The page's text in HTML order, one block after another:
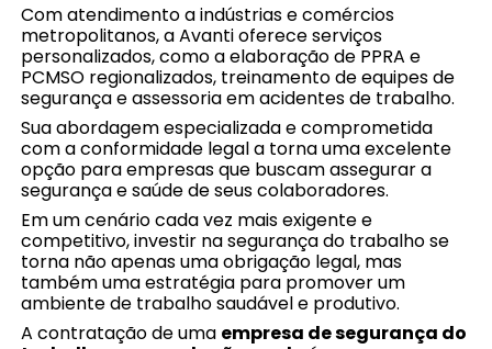
Com atendimento a indústrias e comércios
metropolitanos, a Avanti oferece serviços
personalizados, como a elaboração de PPRA e
PCMSO regionalizados, treinamento de equipes de
segurança e assessoria em acidentes de trabalho.
Sua abordagem especializada e comprometida
com a conformidade legal a torna uma excelente
opção para empresas que buscam assegurar a
segurança e saúde de seus colaboradores.
Em um cenário cada vez mais exigente e
competitivo, investir na segurança do trabalho se
torna não apenas uma obrigação legal, mas
também uma estratégia para promover um
ambiente de trabalho saudável e produtivo.
A contratação de uma empresa de segurança do